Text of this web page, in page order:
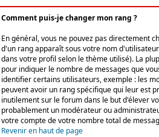
Comment puis-je changer mon rang ?
En général, vous ne pouvez pas directement
d'un rang apparaît sous votre nom
dans votre profil selon le thème utilisé). La
pour indiquer le nombre de messages que
identifier certains utilisateurs, exemple : les
peuvent avoir un rang spécifique qui leur est
inutilement sur le forum dans le but d'élever
probablement un modérateur ou
votre compte de votre nombre total de
Revenir en haut de page